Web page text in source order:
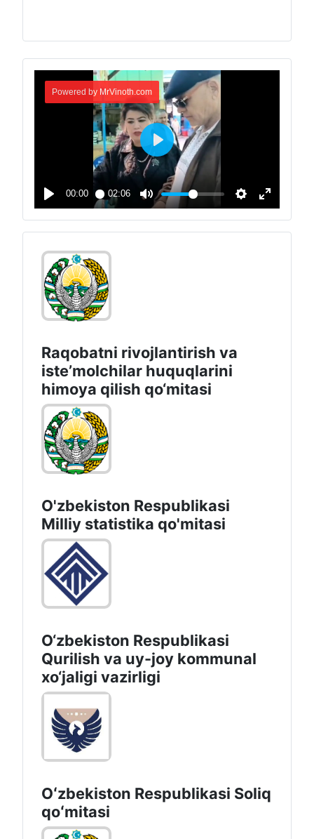
Raqobatni rivojlantirish va
isteʼmolchilar huquqlarini
himoya qilish qo‘mitasi
O'zbekiston Respublikasi
Milliy statistika qo'mitasi
O‘zbekiston Respublikasi
Qurilish va uy-joy kommunal
xo‘jaligi vazirligi
Oʻzbekiston Respublikasi Soliq
qoʻmitasi